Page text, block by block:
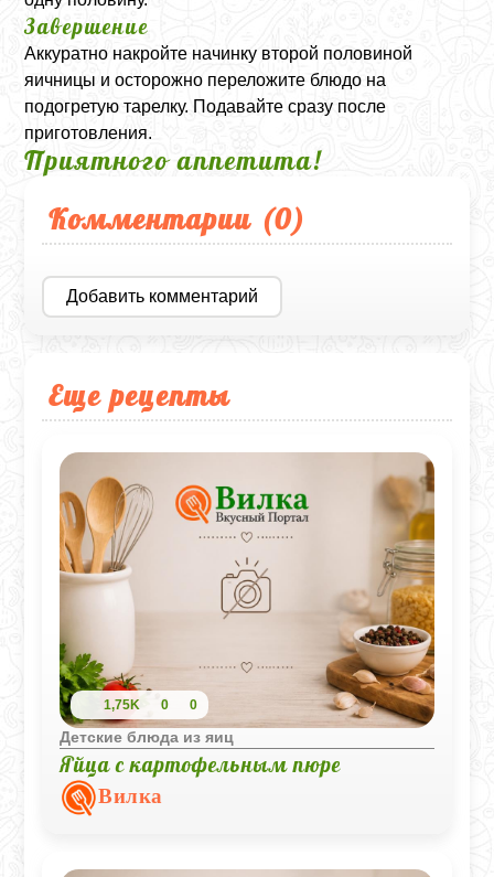
Завершение
Аккуратно накройте начинку второй половиной
яичницы и осторожно переложите блюдо на
подогретую тарелку. Подавайте сразу после
приготовления.
Приятного аппетита!
Комментарии (0)
Добавить комментарий
Еще рецепты
1,75K 0 0
Детские блюда из яиц
Яйца с картофельным пюре
Вилка